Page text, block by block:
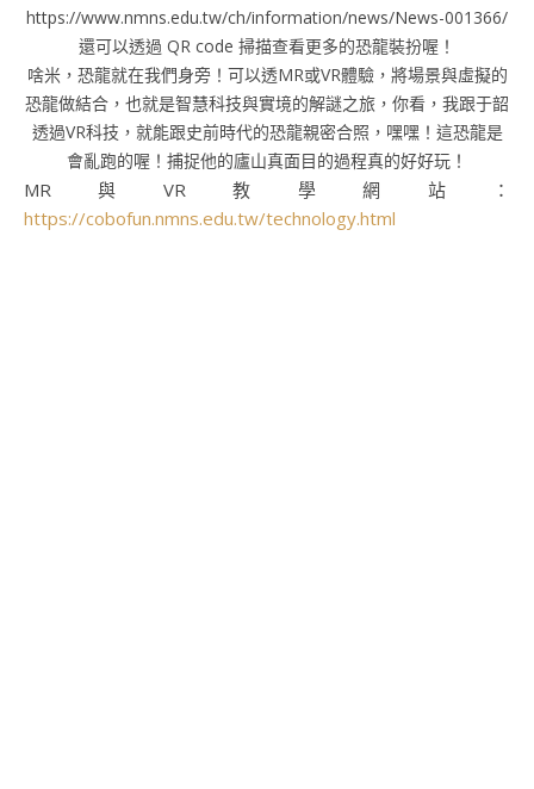
https://www.nmns.edu.tw/ch/information/news/News-001366/
還可以透過 QR code 掃描查看更多的恐龍裝扮喔！
啥米，恐龍就在我們身旁！可以透MR或VR體驗，將場景與虛擬的
恐龍做結合，也就是智慧科技與實境的解謎之旅，你看，我跟于韶
透過VR科技，就能跟史前時代的恐龍親密合照，嘿嘿！這恐龍是
會亂跑的喔！捕捉他的廬山真面目的過程真的好好玩！
MR與VR教學網站：
https://cobofun.nmns.edu.tw/technology.html